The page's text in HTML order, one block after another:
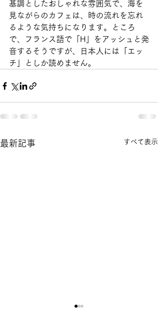
基調としたおしゃれな雰囲気で、海を
見ながらのカフェは、時の流れを忘れ
るような気持ちになります。ところ
で、フランス語で「H」をアッシュと発
音するそうですが、日本人には「エッ
チ」としか読めません。
最新記事 すべて表示